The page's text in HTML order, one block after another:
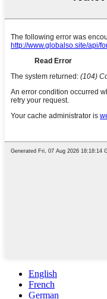
English
French
German